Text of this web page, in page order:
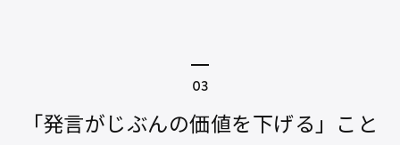
「発言がじぶんの価値を下げる」こと